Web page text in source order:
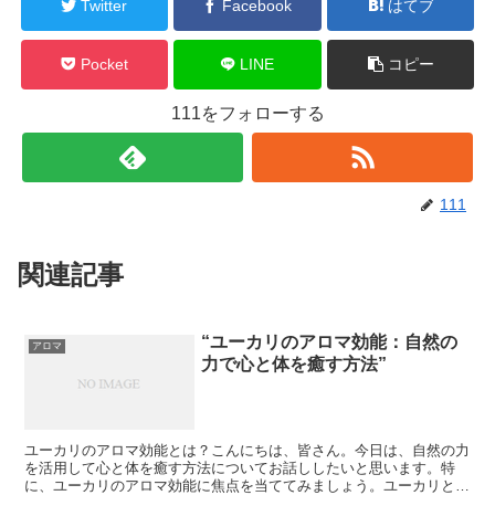
Twitter Facebook はてブ
Pocket LINE コピー
111をフォローする
111
関連記事
アロマ
“ユーカリのアロマ効能：自然の
力で心と体を癒す方法”
ユーカリのアロマ効能とは？こんにちは、皆さん。今日は、自然の力
を活用して心と体を癒す方法についてお話ししたいと思います。特
に、ユーカリのアロマ効能に焦点を当ててみましょう。ユーカリと